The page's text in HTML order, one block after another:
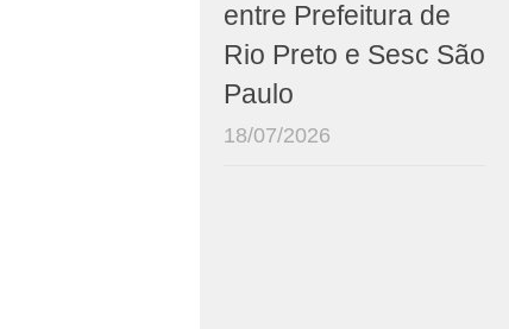
entre Prefeitura de
Rio Preto e Sesc São
Paulo
18/07/2026